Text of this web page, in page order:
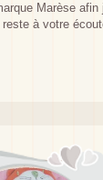
Marèse
reste à votre